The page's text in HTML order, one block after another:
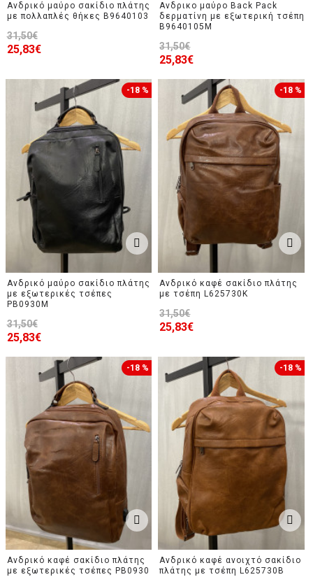
Ανδρικό μαύρο σακίδιο πλάτης
με πολλαπλές θήκες B9640103
25,83€
31,50€
Ανδρικο μαύρο Back Pack
δερματίνη με εξωτερική τσέπη
B9640105M
25,83€
31,50€
-18 %
Ανδρικό μαύρο σακίδιο πλάτης
με εξωτερικές τσέπες
PB0930M
25,83€
31,50€
-18 %
Ανδρικό καφέ σακίδιο πλάτης
με τσέπη L625730K
25,83€
31,50€
-18 %
Ανδρικό καφέ σακίδιο πλάτης
με εξωτερικές τσέπες PB0930
-18 %
Ανδρικό καφέ ανοιχτό σακίδιο
πλάτης με τσέπη L625730B